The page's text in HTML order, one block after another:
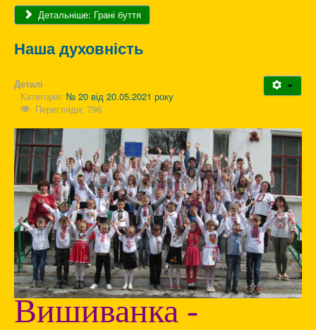
Детальніше: Грані буття
Наша духовність
Деталі
Категорія: № 20 від 20.05.2021 року
Перегляди: 796
Вишиванка -